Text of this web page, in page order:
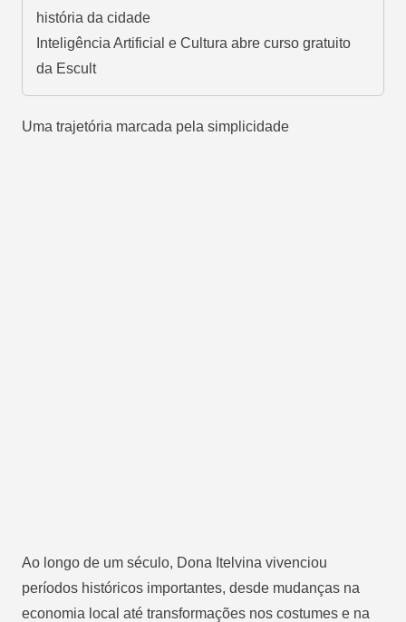
história da cidade
Inteligência Artificial e Cultura abre curso gratuito
da Escult
Uma trajetória marcada pela simplicidade
Ao longo de um século, Dona Itelvina vivenciou
períodos históricos importantes, desde mudanças na
economia local até transformações nos costumes e na